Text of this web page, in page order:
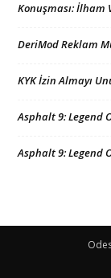
Konuşması: İlham
DeriMod Reklam
KYK İzin Almayı
Asphalt 9: Legend
Asphalt 9: Legend